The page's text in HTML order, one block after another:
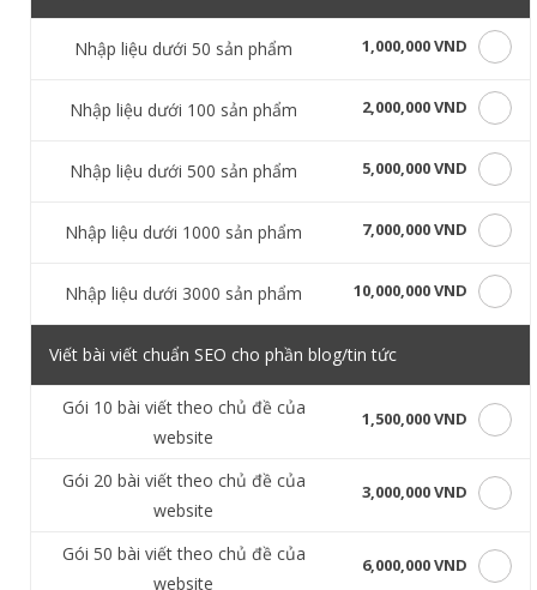
Nhập liệu dưới 50 sản phẩm 1,000,000 VND
Nhập liệu dưới 100 sản phẩm 2,000,000 VND
Nhập liệu dưới 500 sản phẩm 5,000,000 VND
Nhập liệu dưới 1000 sản phẩm 7,000,000 VND
Nhập liệu dưới 3000 sản phẩm 10,000,000 VND
Viết bài viết chuẩn SEO cho phần blog/tin tức
Gói 10 bài viết theo chủ đề của
website
1,500,000 VND
Gói 20 bài viết theo chủ đề của
website
3,000,000 VND
Gói 50 bài viết theo chủ đề của
website
6,000,000 VND